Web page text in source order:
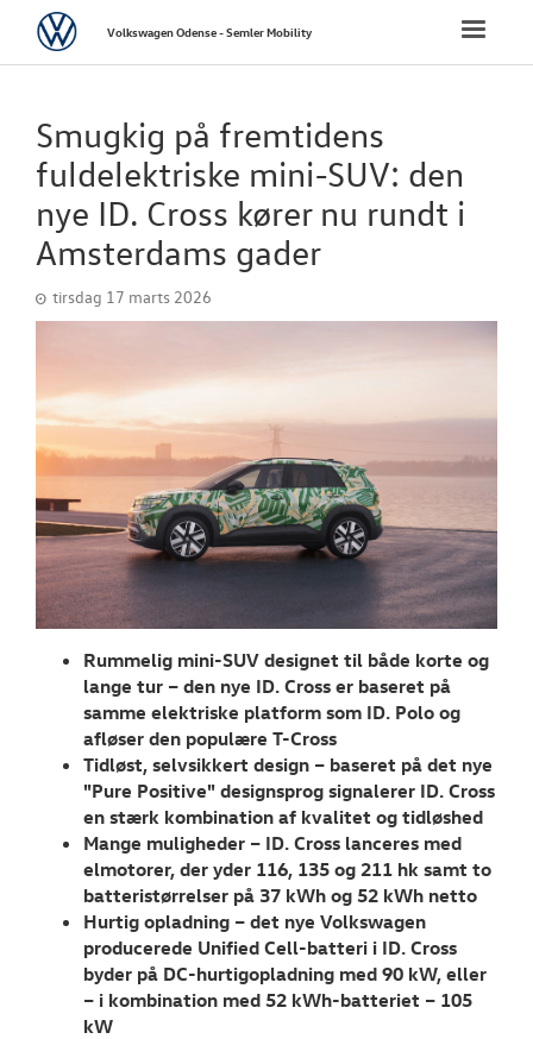
NYE
NYE VAREBILER
SKADECENTER
TILBEHØR
RESERVEDELE
NYHEDER
Tilmeld dig
Aktuelt
OM OS
JOB OG
Toggle
VolkswagenVolkswagen Odense - Semler Mobility
Smugkig på fremtidens
fuldelektriske mini-SUV: den
nye ID. Cross kører nu rundt i
Amsterdams gader
tirsdag 17 marts 2026
Rummelig mini-SUV designet til både korte og
lange tur – den nye ID. Cross er baseret på
samme elektriske platform som ID. Polo og
afløser den populære T-Cross
Tidløst, selvsikkert design – baseret på det nye
"Pure Positive" designsprog signalerer ID. Cross
en stærk kombination af kvalitet og tidløshed
Mange muligheder – ID. Cross lanceres med
elmotorer, der yder 116, 135 og 211 hk samt to
batteristørrelser på 37 kWh og 52 kWh netto
Hurtig opladning – det nye Volkswagen
producerede Unified Cell-batteri i ID. Cross
byder på DC-hurtigopladning med 90 kW, eller
– i kombination med 52 kWh-batteriet – 105
kW